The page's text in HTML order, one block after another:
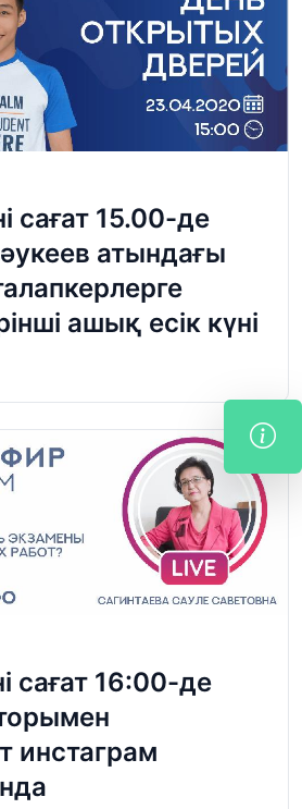
сағат 15.00-де
атындағы
ашық есік күні
сағат 16:00-де
инстаграм